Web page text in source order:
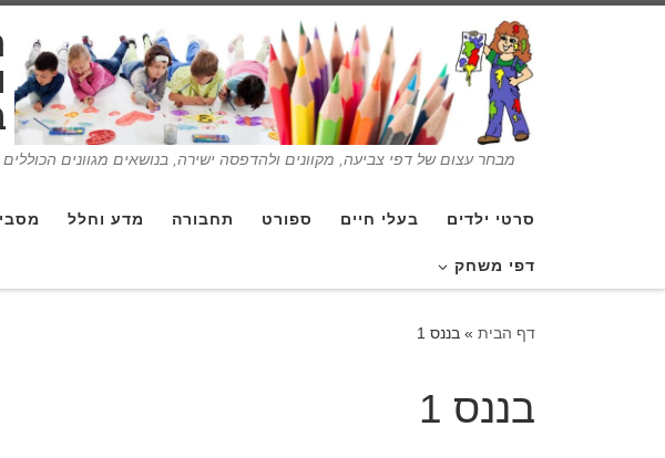
מבחר עצום של דפי צביעה, מקוונים ולהדפסה ישירה, בנושאים מגוונים
סרטי ילדים בעלי חיים ספורט תחבורה מדע וחלל
דפי משחק
דף הבית » בננס 1
בננס 1